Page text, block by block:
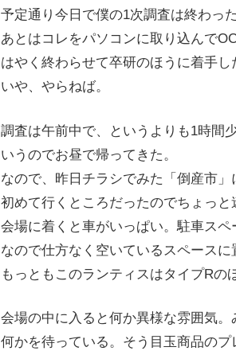
予定通り今日で僕の1次調査は終わっ
あとはコレをパソコンに取り込んで
はやく終わらせて卒研のほうに着手し
いや、やらねば。
調査は午前中で、というよりも1時間
いうのでお昼で帰ってきた。
なので、昨日チラシでみた「倒産市
初めて行くところだったのでちょっと
会場に着くと車がいっぱい。駐車スペ
なので仕方なく空いているスペースに
もっともこのランティスはタイプRの
会場の中に入ると何か異様な雰囲気。
何かを待っている。そう目玉商品のプ